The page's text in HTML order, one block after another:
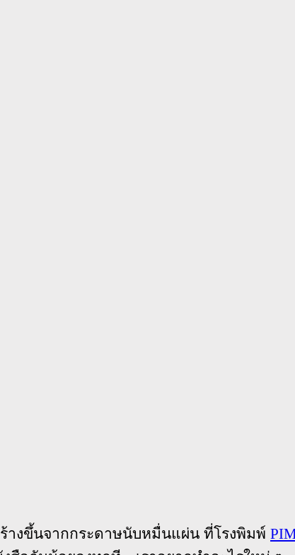
างขึ้นจากกระดาษนับหมื่นแผ่น ที่โรงพิมพ์